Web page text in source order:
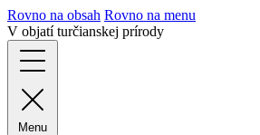
Rovno na obsah Rovno na menu
V objatí turčianskej prírody
Menu